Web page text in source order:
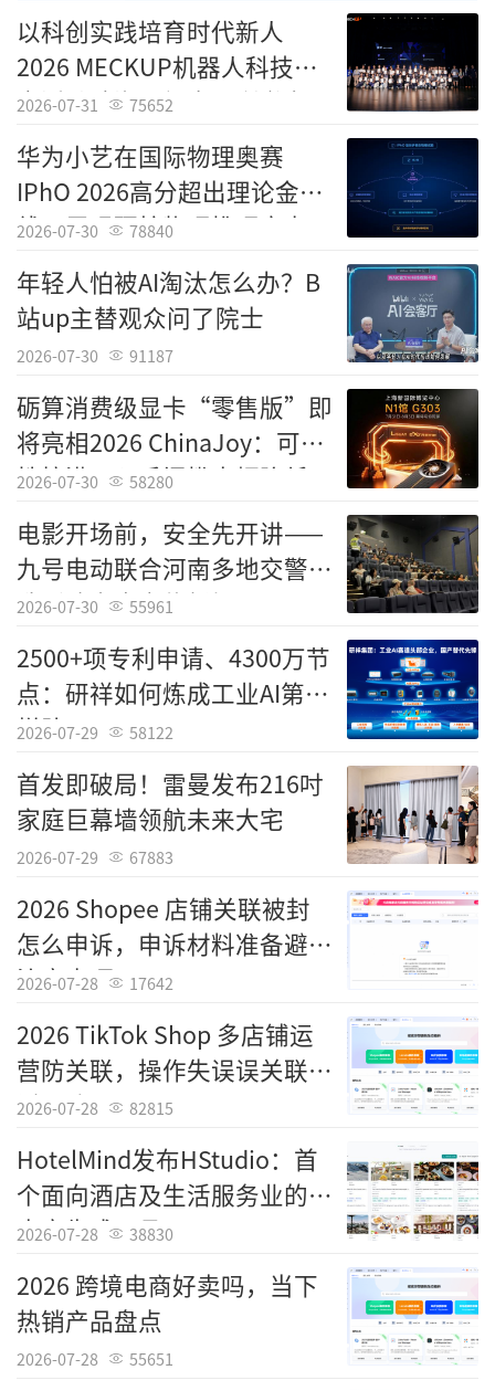
8月26日，深圳经济特区将迎来建立45周
年。从“三天一层楼”的深圳速度，到“半小
时落户”的深圳效率，再到“日均数百项专
利”的深圳质量，这座改革开放后党和人民一
手缔造的崭新城市，45年来始终勇立潮头。
2020年10月，深圳经济特区建立40周年庆
祝大会指出，深圳要建设好中国特色社会主义
先行示范区，创建社会主义现代化强国的城市
范例，提高贯彻落实新发展理念能力和水平，
形成全面深化改革、全面扩大开放新格局，推
进粤港澳大湾区建设，丰富“一国两制”事业
发展新实践，率先实现社会主义现代化。
5年来，深圳牢记嘱托，以“闯”的精
神、“创”的劲头、“干”的作风，推动改革
开放再深化、发展能级再跃升、民生福祉再增
进，在中国式现代化新征程上继续先行示范、
谱写新篇。
改革创新塑造发展新动能
南海之滨，风劲潮涌。
深圳湾云帆高张，远处一艘艘巨
轮“犁”开深蓝色的航道，与岸边摩天楼宇闪
烁的霓虹交相辉映，勾勒出这座国际化大都市
的蓬勃脉动。
以科创实践培育时代新人
2026 MECKUP机器人科技教
育活动珠海晋级赛顺利举办
2026-07-31 75652
华为小艺在国际物理奥赛
IPhO 2026高分超出理论金牌
线，展现硬核物理推理实力
2026-07-30 78840
年轻人怕被AI淘汰怎么办？B
站up主替观众问了院士
2026-07-30 91187
砺算消费级显卡“零售版”即
将亮相2026 ChinaJoy：可玩
性拉满，入手门槛大幅降低
2026-07-30 58280
电影开场前，安全先开讲——
九号电动联合河南多地交警打
造影院安全宣传新场景
2026-07-30 55961
​2500+项专利申请、4300万节
点：研祥如何炼成工业AI第一
梯队？
2026-07-29 58122
首发即破局！雷曼发布216吋
家庭巨幕墙领航未来大宅
2026-07-29 67883
2026 Shopee 店铺关联被封
怎么申诉，申诉材料准备避坑
注意事项
2026-07-28 17642
2026 TikTok Shop 多店铺运
营防关联，操作失误误关联申
诉思路
2026-07-28 82815
HotelMind发布HStudio：首
个面向酒店及生活服务业的AI
内容生成工具
2026-07-28 38830
2026 跨境电商好卖吗，当下
热销产品盘点
2026-07-28 55651